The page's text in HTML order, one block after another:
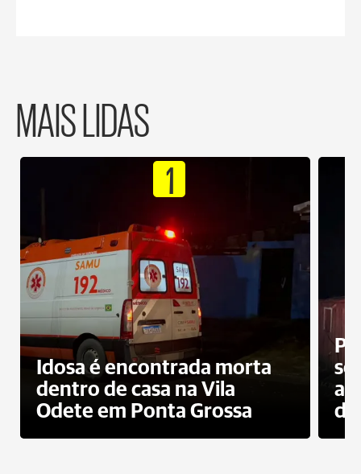
MAIS LIDAS
1
Idosa é encontrada morta
dentro de casa na Vila
Odete em Ponta Grossa
do